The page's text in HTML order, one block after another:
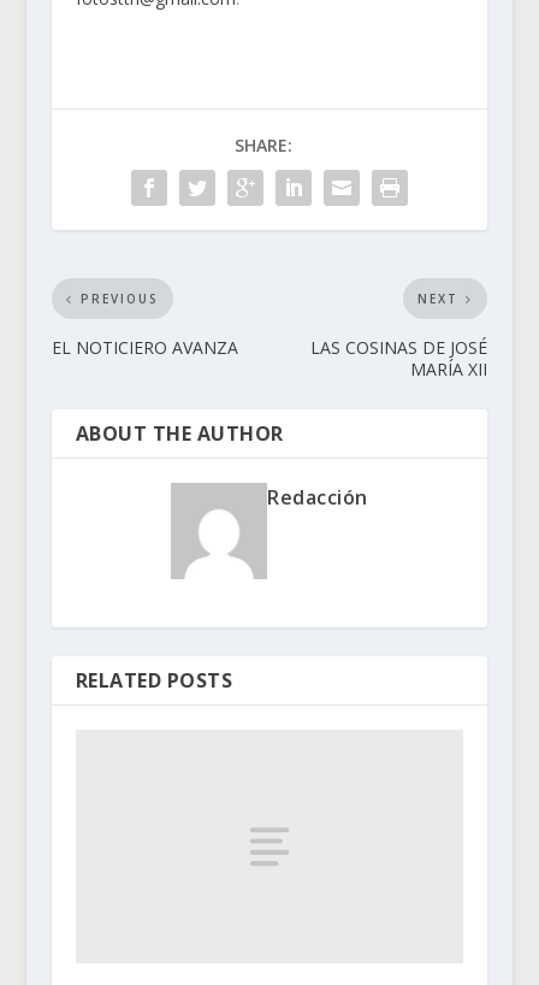
SHARE:
PREVIOUS
EL NOTICIERO AVANZA
NEXT
LAS COSINAS DE JOSÉ
MARÍA XII
ABOUT THE AUTHOR
Redacción
RELATED POSTS